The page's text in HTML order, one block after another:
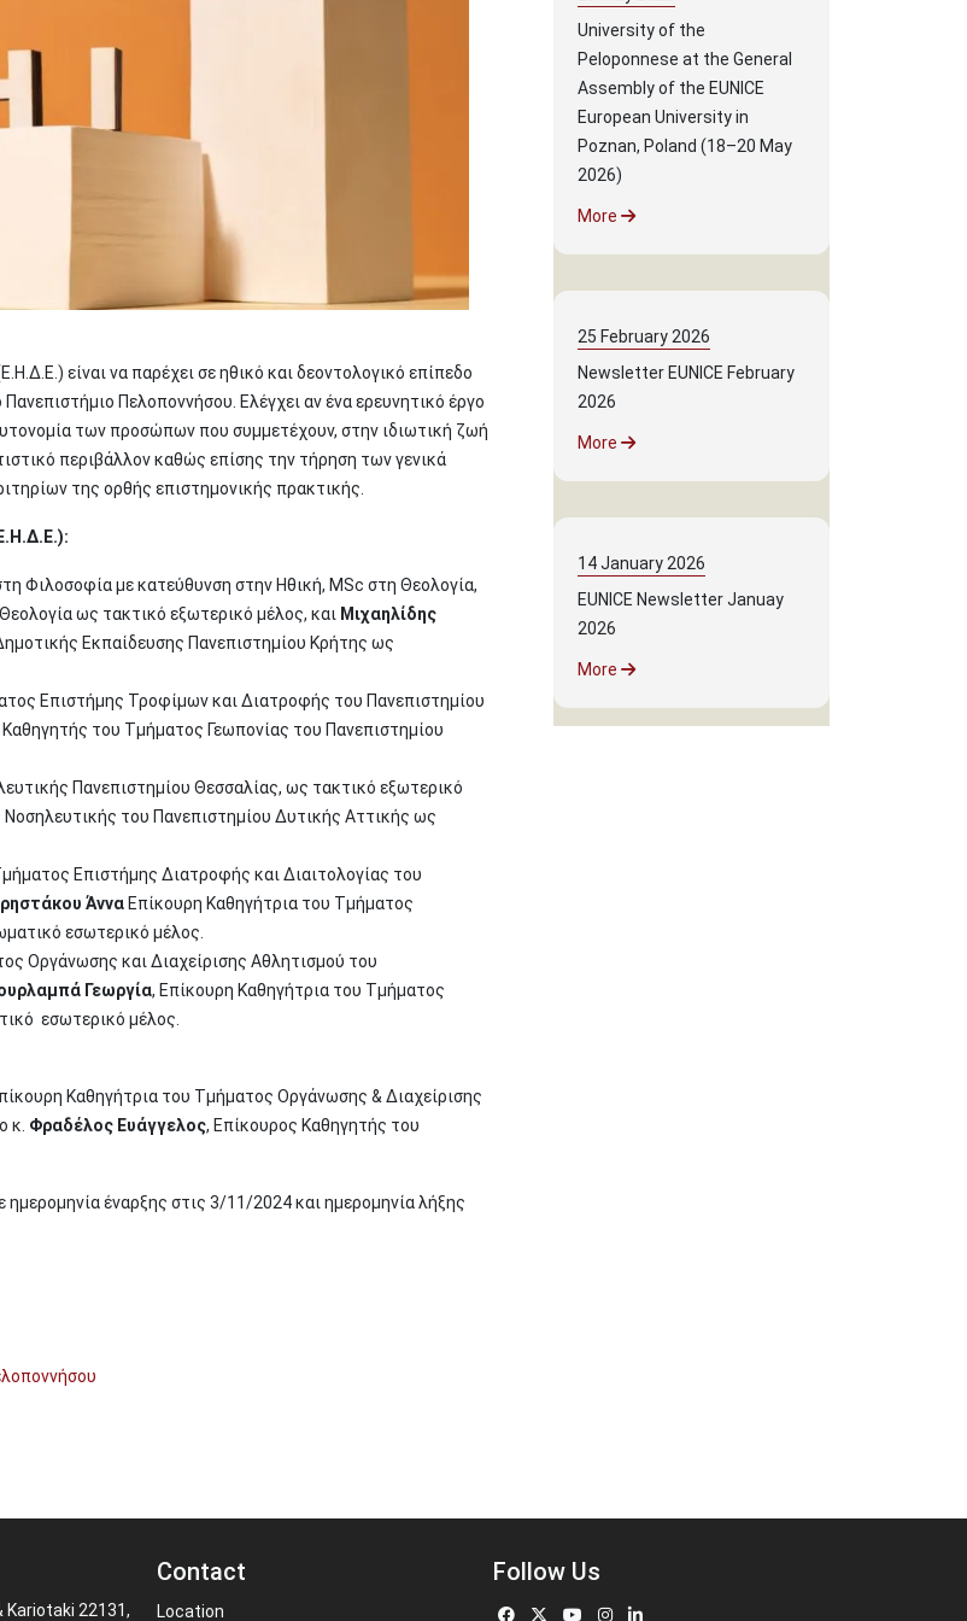
είναι να παρέχει σε ηθικό και δεοντολογικό επίπεδο
Πελοποννήσου. Ελέγχει αν ένα ερευνητικό έργο
των προσώπων που συμμετέχουν, στην ιδιωτική ζωή
περιβάλλον καθώς επίσης την τήρηση των γενικά
της ορθής επιστημονικής πρακτικής.
Φιλοσοφία με κατεύθυνση στην Ηθική, MSc στη Θεολογία,
ως τακτικό εξωτερικό μέλος, και Μιχαηλίδης
Εκπαίδευσης Πανεπιστημίου Κρήτης ως
Επιστήμης Τροφίμων και Διατροφής του Πανεπιστημίου
Καθηγητής του Τμήματος Γεωπονίας του Πανεπιστημίου
Πανεπιστημίου Θεσσαλίας, ως τακτικό εξωτερικό
του Πανεπιστημίου Δυτικής Αττικής ως
Επιστήμης Διατροφής και Διαιτολογίας του
Άννα Επίκουρη Καθηγήτρια του Τμήματος
εσωτερικό μέλος.
Οργάνωσης και Διαχείρισης Αθλητισμού του
Γεωργία, Επίκουρη Καθηγήτρια του Τμήματος
εσωτερικό μέλος.
Καθηγήτρια του Τμήματος Οργάνωσης & Διαχείρισης
κ. Φραδέλος Ευάγγελος, Επίκουρος Καθηγητής του
έναρξης στις 3/11/2024 και ημερομηνία λήξης
University of the
Peloponnese at the General
Assembly of the EUNICE
European University in
Poznan, Poland (18–20 May
2026)
More
25 February 2026
Newsletter EUNICE February
2026
More
14January 2026
EUNICE Newsletter Januay
2026
More
Kariotaki 22131,
Contact
Location
Follow Us